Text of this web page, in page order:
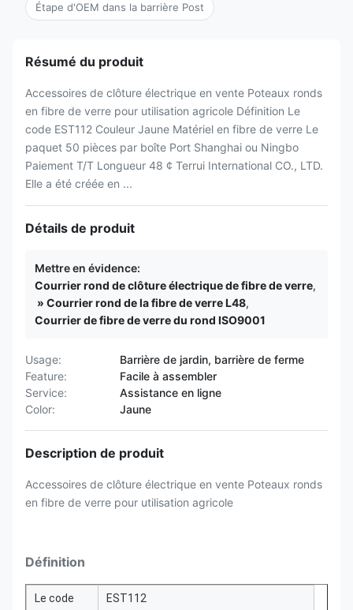
Étape d'OEM dans la barrière Post
Résumé du produit
Accessoires de clôture électrique en vente Poteaux ronds
en fibre de verre pour utilisation agricole Définition Le
code EST112 Couleur Jaune Matériel en fibre de verre Le
paquet 50 pièces par boîte Port Shanghai ou Ningbo
Paiement T/T Longueur 48 ¢ Terrui International CO., LTD.
Elle a été créée en ...
Détails de produit
Mettre en évidence:
Courrier rond de clôture électrique de fibre de verre,
» Courrier rond de la fibre de verre L48,
Courrier de fibre de verre du rond ISO9001
Usage:
Barrière de jardin, barrière de ferme
Feature:
Facile à assembler
Service:
Assistance en ligne
Color:
Jaune
Description de produit
Accessoires de clôture électrique en vente Poteaux ronds
en fibre de verre pour utilisation agricole
Définition
Le code EST112